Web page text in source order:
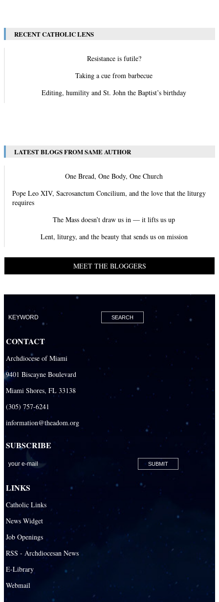
RECENT CATHOLIC LENS
Resistance is futile?
Taking a cue from barbecue
Editing, humility and St. John the Baptist’s birthday
LATEST BLOGS FROM SAME AUTHOR
One Bread, One Body, One Church
Pope Leo XIV, Sacrosanctum Concilium, and the love that the liturgy
requires
The Mass doesn’t draw us in — it lifts us up
Lent, liturgy, and the beauty that sends us on mission
MEET THE BLOGGERS
CONTACT
Archdiocese of Miami
9401 Biscayne Boulevard
Miami Shores, FL 33138
(305) 757-6241
information@theadom.org
SUBSCRIBE
LINKS
Catholic Links
News Widget
Job Openings
RSS - Archdiocesan News
E-Library
Webmail